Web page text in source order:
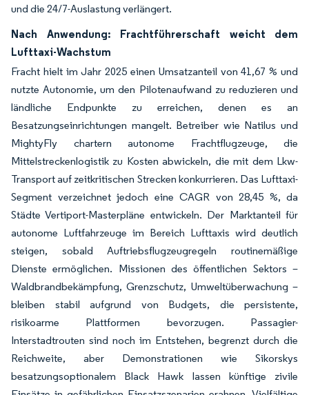
und die 24/7-Auslastung verlängert.
Nach Anwendung: Frachtführerschaft weicht dem
Lufttaxi-Wachstum
Fracht hielt im Jahr 2025 einen Umsatzanteil von 41,67 % und
nutzte Autonomie, um den Pilotenaufwand zu reduzieren und
ländliche Endpunkte zu erreichen, denen es an
Besatzungseinrichtungen mangelt. Betreiber wie Natilus und
MightyFly chartern autonome Frachtflugzeuge, die
Mittelstreckenlogistik zu Kosten abwickeln, die mit dem Lkw-
Transport auf zeitkritischen Strecken konkurrieren. Das Lufttaxi-
Segment verzeichnet jedoch eine CAGR von 28,45 %, da
Städte Vertiport-Masterpläne entwickeln. Der Marktanteil für
autonome Luftfahrzeuge im Bereich Lufttaxis wird deutlich
steigen, sobald Auftriebsflugzeugregeln routinemäßige
Dienste ermöglichen. Missionen des öffentlichen Sektors –
Waldbrandbekämpfung, Grenzschutz, Umweltüberwachung –
bleiben stabil aufgrund von Budgets, die persistente,
risikoarme Plattformen bevorzugen. Passagier-
Interstadtrouten sind noch im Entstehen, begrenzt durch die
Reichweite, aber Demonstrationen wie Sikorskys
besatzungsoptionalem Black Hawk lassen künftige zivile